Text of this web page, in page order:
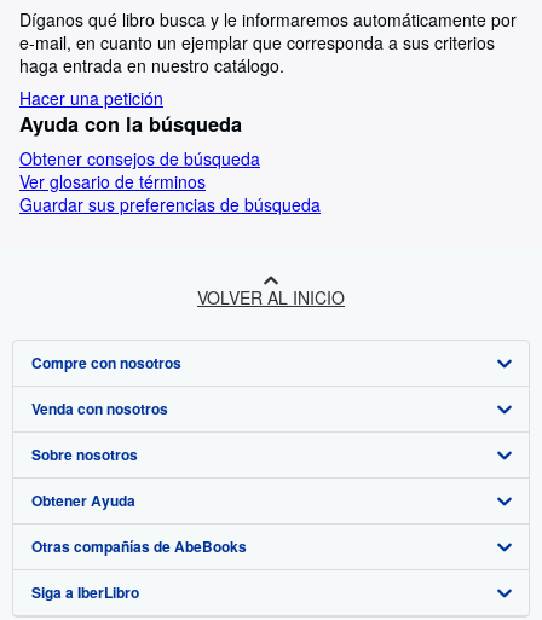
Díganos qué libro busca y le informaremos automáticamente por
e-mail, en cuanto un ejemplar que corresponda a sus criterios
haga entrada en nuestro catálogo.
Hacer una petición
Ayuda con la búsqueda
Obtener consejos de búsqueda
Ver glosario de términos
Guardar sus preferencias de búsqueda
VOLVER AL INICIO
Compre con nosotros
Búsqueda avanzada
Colecciones
Mi cuenta
Mis pedidos
Ver carrito
Venda con nosotros
Comenzar a vender
Únase a nuestro programa de afiliados
Recomiende un vendedor
Sobre nosotros
Sobre IberLibro
Medios
Empleo
Obtener Ayuda
Preguntas frecuentes y guías
Atención al Cliente
Otras compañías de AbeBooks
AbeBooks.com
Siga a IberLibro